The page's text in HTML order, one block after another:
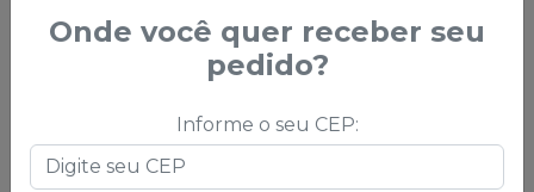
Escova de
Robinson Color-
Pasta Profilática
Onde você quer receber seu
pedido?
Informe o seu CEP: